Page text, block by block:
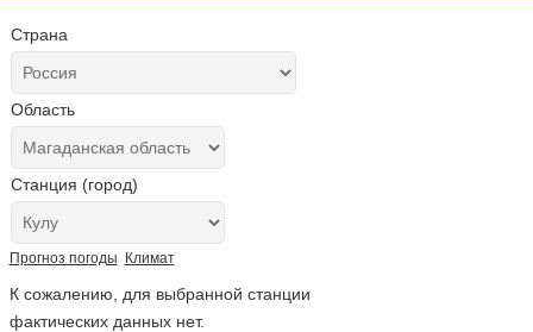
Страна
Область
Станция (город)
Прогноз погоды Климат
К сожалению, для выбранной станции
фактических данных нет.